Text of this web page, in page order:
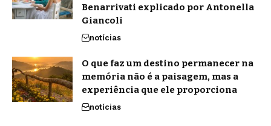
Benarrivati explicado por Antonella
Giancoli
notícias
O que faz um destino permanecer na
memória não é a paisagem, mas a
experiência que ele proporciona
notícias